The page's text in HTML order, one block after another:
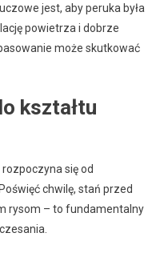
jest, aby peruka była
powietrza i dobrze
może skutkować
kształtu
się od
chwilę, stań przed
rysom – to fundamentalny